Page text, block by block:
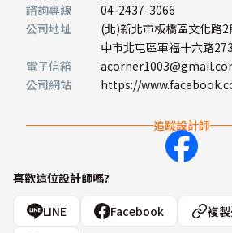
諮詢專線
04-2437-3066
公司地址
(北)新北市板橋區文化路
中市北屯區軍福十六路
電子信箱
公司網站
https://
追蹤設計師
喜歡這位設計師嗎?
LINE Facebook 複